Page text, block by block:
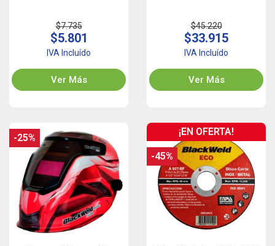
$7.735
$5.801
IVA Incluído
Ver Más
$45.220
$33.915
IVA Incluído
Ver Más
-25%
¡EN OFERTA!
-45%